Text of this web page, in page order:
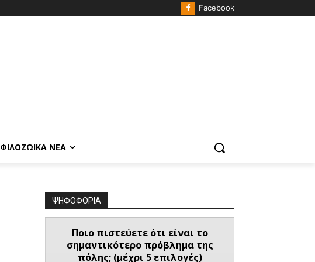
Facebook
ΦΙΛΟΖΩΙΚΆ ΝΈΑ
ΨΗΦΟΦΟΡΙΑ
Ποιο πιστεύετε ότι είναι το
σημαντικότερο πρόβλημα της
πόλης; (μέχρι 5 επιλογές)